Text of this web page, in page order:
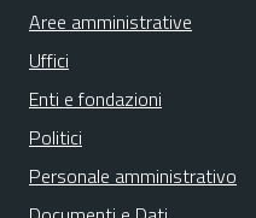
Aree amministrative
Uffici
Enti e fondazioni
Politici
Personale amministrativo